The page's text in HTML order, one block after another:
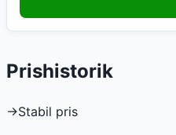
Prishistorik
→Stabil pris